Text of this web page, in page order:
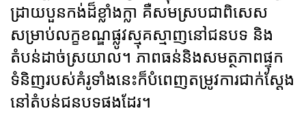
ដ្រាយបួនកង់ដ៏ខ្លាំងក្លា គឺសមស្របជាពិសេស
សម្រាប់លក្ខខណ្ឌផ្លូវស្មុគស្មាញនៅជនបទ និង
តំបន់ដាច់ស្រយាល។ ភាពធន់និងសមត្ថភាពផ្ទុក
ទំនិញរបស់គំរូទាំងនេះក៏បំពេញតម្រូវការជាក់ស្តែង
នៅតំបន់ជនបទផងដែរ។